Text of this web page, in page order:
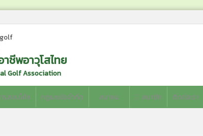
ชีพอาวุโสไทย
Golf Association
รสอบโค้ช กฏและข้อจำกัด สมาคม สมาชิก ติดต่อเรา